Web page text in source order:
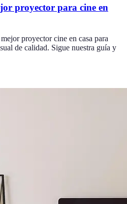
proyector para cine en
proyector cine en casa para
de calidad. Sigue nuestra guía y